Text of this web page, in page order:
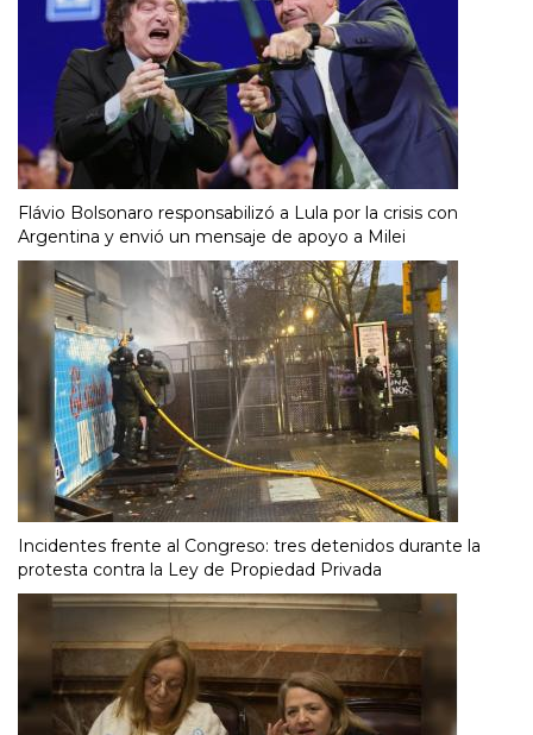
Flávio Bolsonaro responsabilizó a Lula por la crisis con
Argentina y envió un mensaje de apoyo a Milei
Incidentes frente al Congreso: tres detenidos durante la
protesta contra la Ley de Propiedad Privada